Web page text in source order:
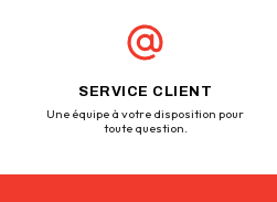
SERVICE CLIENT
Une équipe à votre disposition pour
toute question.